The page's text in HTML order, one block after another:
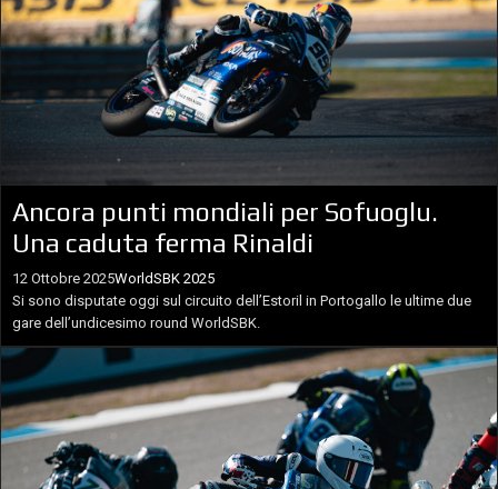
Ancora punti mondiali per Sofuoglu.
Una caduta ferma Rinaldi
12 Ottobre 2025WorldSBK 2025
Si sono disputate oggi sul circuito dell’Estoril in Portogallo le ultime due
gare dell’undicesimo round WorldSBK.